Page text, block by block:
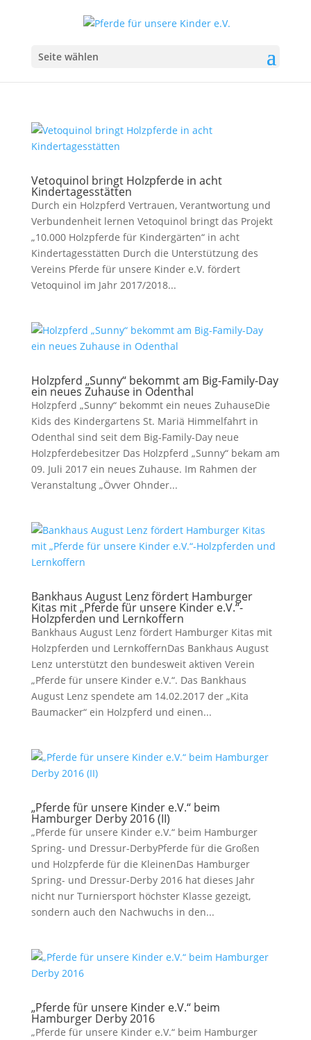
Seite wählen
Vetoquinol bringt Holzpferde in acht
Kindertagesstätten
Durch ein Holzpferd Vertrauen, Verantwortung und
Verbundenheit lernen Vetoquinol bringt das Projekt
„10.000 Holzpferde für Kindergärten“ in acht
Kindertagesstätten Durch die Unterstützung des
Vereins Pferde für unsere Kinder e.V. fördert
Vetoquinol im Jahr 2017/2018...
Holzpferd „Sunny“ bekommt am Big-Family-Day
ein neues Zuhause in Odenthal
Holzpferd „Sunny“ bekommt ein neues ZuhauseDie
Kids des Kindergartens St. Mariä Himmelfahrt in
Odenthal sind seit dem Big-Family-Day neue
Holzpferdebesitzer Das Holzpferd „Sunny“ bekam am
09. Juli 2017 ein neues Zuhause. Im Rahmen der
Veranstaltung „Övver Ohnder...
Bankhaus August Lenz fördert Hamburger
Kitas mit „Pferde für unsere Kinder e.V.“-
Holzpferden und Lernkoffern
Bankhaus August Lenz fördert Hamburger Kitas mit
Holzpferden und LernkoffernDas Bankhaus August
Lenz unterstützt den bundesweit aktiven Verein
„Pferde für unsere Kinder e.V.“. Das Bankhaus
August Lenz spendete am 14.02.2017 der „Kita
Baumacker“ ein Holzpferd und einen...
„Pferde für unsere Kinder e.V.“ beim
Hamburger Derby 2016 (II)
„Pferde für unsere Kinder e.V.“ beim Hamburger
Spring- und Dressur-DerbyPferde für die Großen
und Holzpferde für die KleinenDas Hamburger
Spring- und Dressur-Derby 2016 hat dieses Jahr
nicht nur Turniersport höchster Klasse gezeigt,
sondern auch den Nachwuchs in den...
„Pferde für unsere Kinder e.V.“ beim
Hamburger Derby 2016
„Pferde für unsere Kinder e.V.“ beim Hamburger